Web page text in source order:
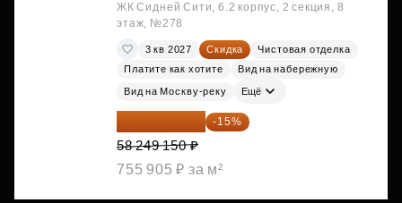
ЖК Сидней Сити, 6.2 корпус, 2 секция, 8
этаж, №278
3 кв 2027 Скидка
Чистовая отделка
Платите как хотите
Вид на набережную
Вид на Москву-реку Ещё
49 511 778 ₽ -15%
58 249 150 ₽
755 905 ₽ за м²